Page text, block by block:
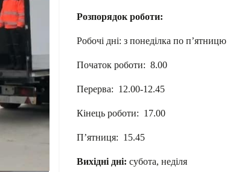
Розпорядок роботи:
Робочі дні: з понеділка по п’ятницю
Початок роботи: 8.00
Перерва: 12.00-12.45
Кінець роботи: 17.00
П’ятниця: 15.45
Вихідні дні: субота, неділя